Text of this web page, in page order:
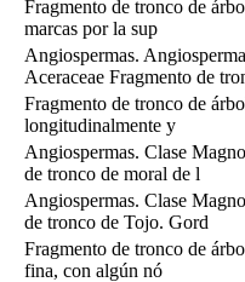
Fragmento de tronco de
marcas por la sup
Angiospermas.
Aceraceae Fragmento de
Fragmento de tronco de
longitudinalmente y
Angiospermas. Clase
de tronco de moral de l
Angiospermas. Clase
de tronco de Tojo. Gord
Fragmento de tronco de
fina, con algún nó